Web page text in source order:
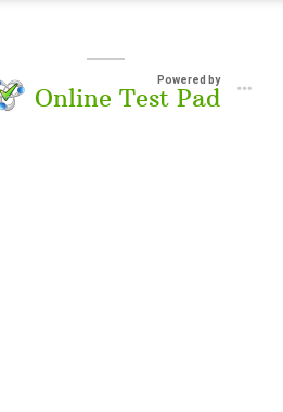
Powered by
Online Test Pad